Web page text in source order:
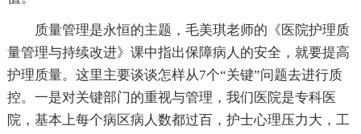
质量管理是永恒的主题，毛美琪老师的《医院护理质
量管理与持续改进》课中指出保障病人的安全，就要提高
护理质量。这里主要谈谈怎样从7个“关键”问题去进行质
控。一是对关键部门的重视与管理，我们医院是专科医
院，基本上每个病区病人数都过百，护士心理压力大，工